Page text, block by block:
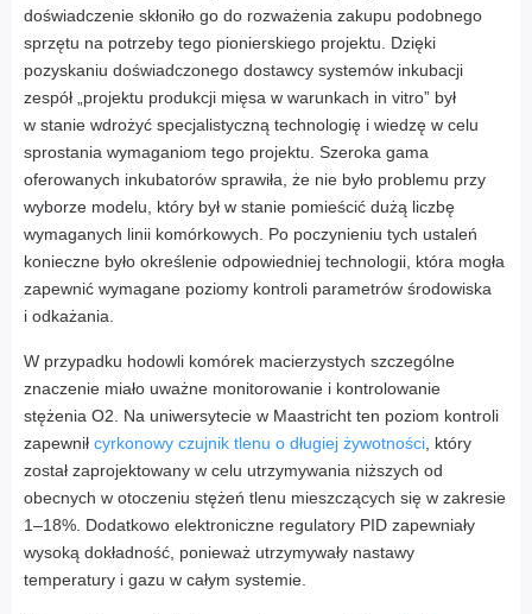
doświadczenie skłoniło go do rozważenia zakupu podobnego
sprzętu na potrzeby tego pionierskiego projektu. Dzięki
pozyskaniu doświadczonego dostawcy systemów inkubacji
zespół „projektu produkcji mięsa w warunkach in vitro” był
w stanie wdrożyć specjalistyczną technologię i wiedzę w celu
sprostania wymaganiom tego projektu. Szeroka gama
oferowanych inkubatorów sprawiła, że nie było problemu przy
wyborze modelu, który był w stanie pomieścić dużą liczbę
wymaganych linii komórkowych. Po poczynieniu tych ustaleń
konieczne było określenie odpowiedniej technologii, która mogła
zapewnić wymagane poziomy kontroli parametrów środowiska
i odkażania.
W przypadku hodowli komórek macierzystych szczególne
znaczenie miało uważne monitorowanie i kontrolowanie
stężenia O2. Na uniwersytecie w Maastricht ten poziom kontroli
zapewnił cyrkonowy czujnik tlenu o długiej żywotności, który
został zaprojektowany w celu utrzymywania niższych od
obecnych w otoczeniu stężeń tlenu mieszczących się w zakresie
1–18%. Dodatkowo elektroniczne regulatory PID zapewniały
wysoką dokładność, ponieważ utrzymywały nastawy
temperatury i gazu w całym systemie.